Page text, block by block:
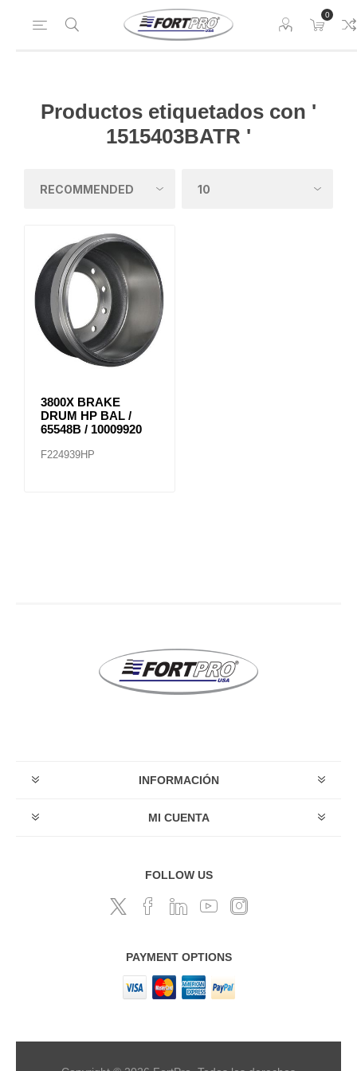
0
Productos etiquetados con '
1515403BATR '
3800X BRAKE
DRUM HP BAL /
65548B / 10009920
F224939HP
INFORMACIÓN
MI CUENTA
FOLLOW US
PAYMENT OPTIONS